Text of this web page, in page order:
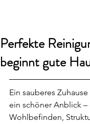
Perfekte
beginnt gute
Ein sauberes
ein schöner Anblick –
Wohlbefinden,